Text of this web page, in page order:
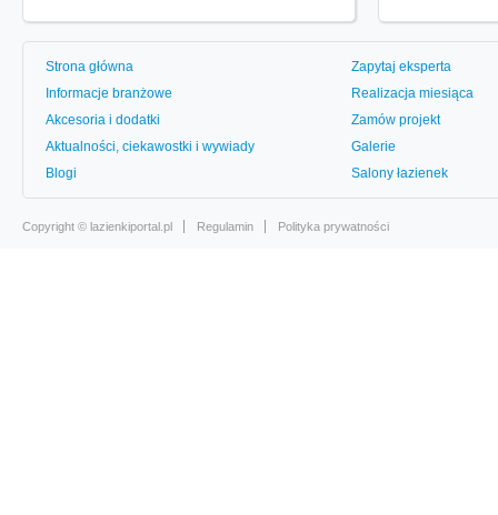
Strona główna
Informacje branżowe
Akcesoria i dodatki
Aktualności, ciekawostki i wywiady
Blogi
Zapytaj eksperta
Realizacja miesiąca
Zamów projekt
Galerie
Salony łazienek
Copyright © lazienkiportal.pl Regulamin Polityka prywatności